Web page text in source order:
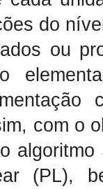
do
ou
com o
(PL),